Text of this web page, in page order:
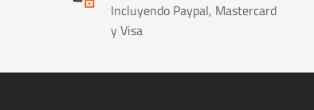
Incluyendo Paypal, Mastercard
y Visa